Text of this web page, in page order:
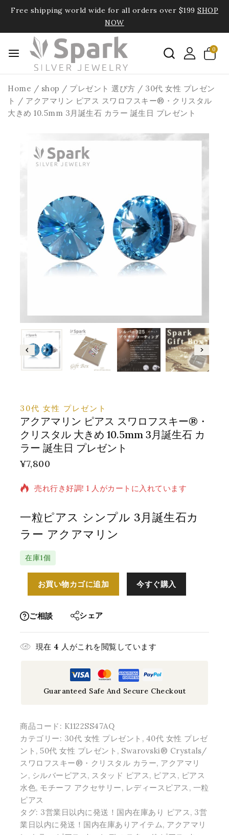
Free shipping world wide for all orders over $199 SHOP
NOW
0
Home / shop / プレゼント 選び方 / 30代 女性 プレゼン
ト / アクアマリン ピアス スワロフスキー®・クリスタル
大きめ 10.5mm 3月誕生石 カラー 誕生日 プレゼント
30代 女性 プレゼント
アクアマリン ピアス スワロフスキー®・
クリスタル 大きめ 10.5mm 3月誕生石 カ
ラー 誕生日 プレゼント
¥7,800
過去 4 時間に販売された 11 製品
売れ行き好調! 1 人がカートに入れています
一粒ピアス シンプル 3月誕生石カ
ラー アクアマリン
在庫1個
お買い物カゴに追加 今すぐ購入
ご相談 シェア
現在 4 人がこれを閲覧しています
Guaranteed Safe And Secure Checkout
商品コード: K1122SS47AQ
カテゴリー: 30代 女性 プレゼント , 40代 女性 プレゼ
ント , 50代 女性 プレゼント , Swarovski® Crystals/
スワロフスキー®・クリスタル カラー, アクアマリ
ン, シルバーピアス , スタッド ピアス , ピアス , ピアス
水色, モチーフ アクセサリー, レディースピアス , 一粒
ピアス
タグ: 3営業日以内に発送！国内在庫あり ピアス , 3営
業日以内に発送！国内在庫ありアイテム, アクアマリ